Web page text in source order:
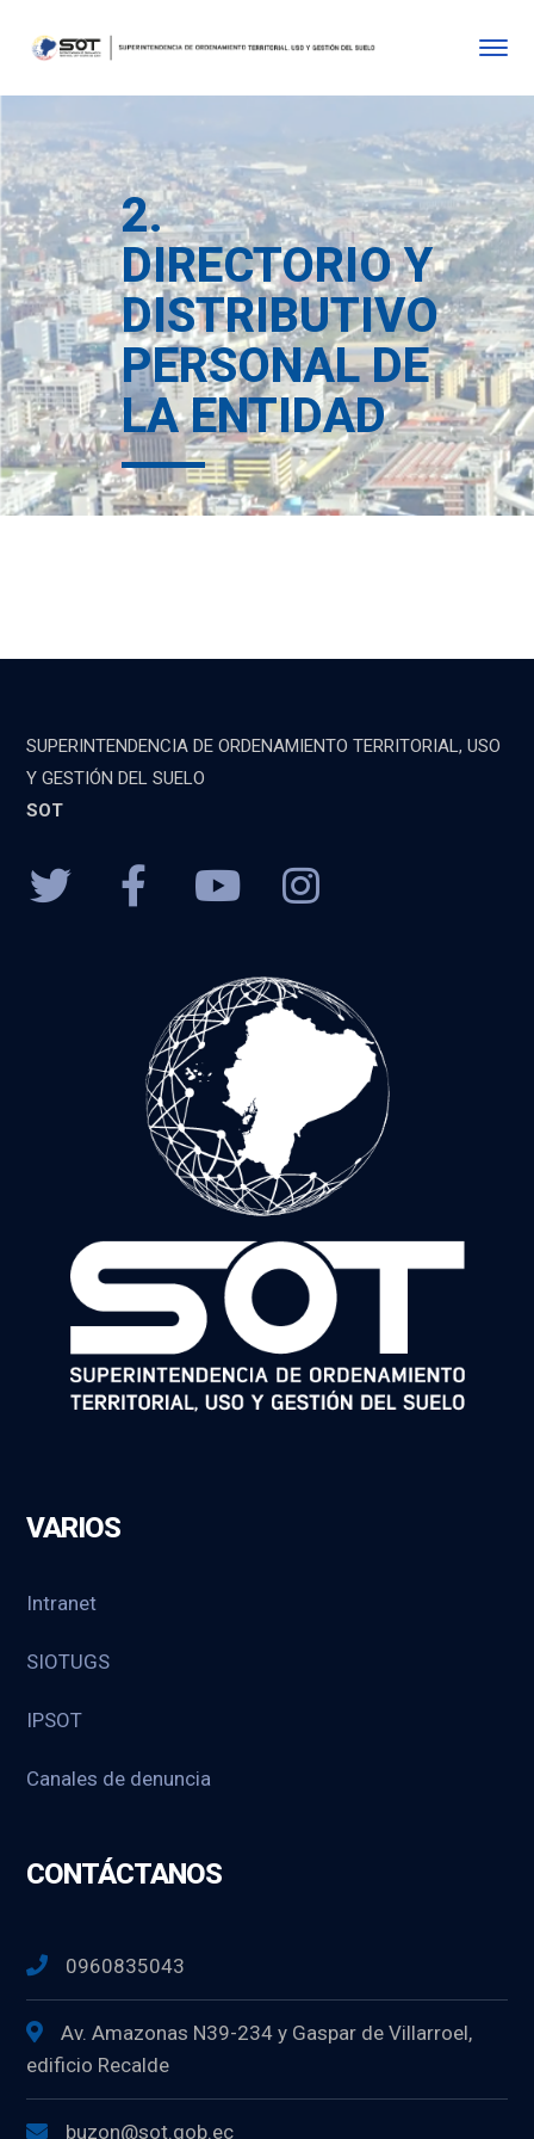
2.
DIRECTORIO Y
DISTRIBUTIVO
PERSONAL DE
LA ENTIDAD
SUPERINTENDENCIA DE ORDENAMIENTO TERRITORIAL, USO
Y GESTIÓN DEL SUELO
SOT
VARIOS
Intranet
SIOTUGS
IPSOT
Canales de denuncia
CONTÁCTANOS
0960835043
Av. Amazonas N39-234 y Gaspar de Villarroel,
edificio Recalde
buzon@sot.gob.ec